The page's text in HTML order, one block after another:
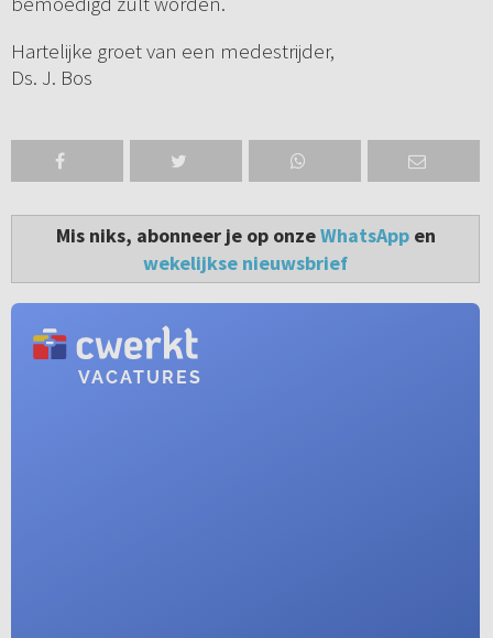
Hartelijke groet van een medestrijder,
Ds. J. Bos
Mis niks, abonneer je op onzeWhatsAppen
wekelijkse nieuwsbrief